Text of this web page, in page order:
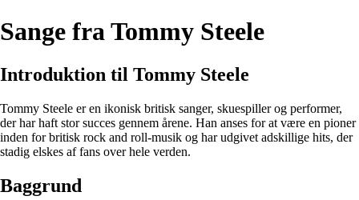
Sange fra Tommy Steele
Introduktion til Tommy Steele
Tommy Steele er en ikonisk britisk sanger, skuespiller og performer,
der har haft stor succes gennem årene. Han anses for at være en pioner
inden for britisk rock and roll-musik og har udgivet adskillige hits, der
stadig elskes af fans over hele verden.
Baggrund